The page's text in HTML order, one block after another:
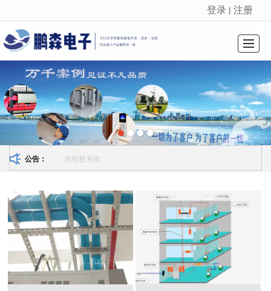
很遗憾，因您的浏览器版本过低导致无法获得最佳浏览体验，推荐下载安装谷歌浏览器！
登录 注册
关于我们 资讯中心 资质荣誉
公告： 充电桩系统